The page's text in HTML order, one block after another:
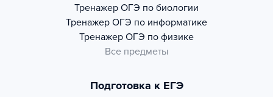
Тренажер ОГЭ по биологии
Тренажер ОГЭ по информатике
Тренажер ОГЭ по физике
Все предметы
Подготовка к ЕГЭ